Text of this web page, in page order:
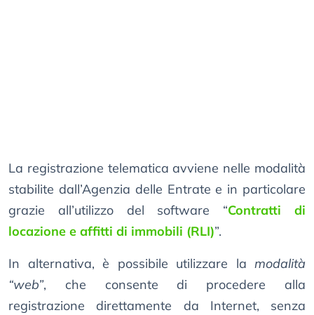
La registrazione telematica avviene nelle modalità
stabilite dall’Agenzia delle Entrate e in particolare
grazie all’utilizzo del software “Contratti di
locazione e affitti di immobili (RLI)”.
In alternativa, è possibile utilizzare la modalità
“web”, che consente di procedere alla
registrazione direttamente da Internet, senza